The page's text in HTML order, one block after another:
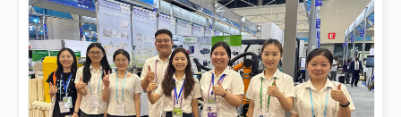
¡Nuestros socios internacionales viajaron miles de kilómetros para visitar nuestra fábrica y presenciar la magia de la tecnología de corte por láser!
¡Nuestros socios internacionales viajaron miles de millas para